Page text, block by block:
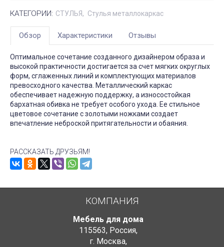
КАТЕГОРИИ: СТУЛЬЯ Стулья металлокаркас
Обзор Характеристики Отзывы
Оптимальное сочетание созданного дизайнером образа и
высокой практичности достигается за счет мягких округлых
форм, сглаженных линий и комплектующих материалов
превосходного качества. Металлический каркас
обеспечивает надежную поддержку, а износостойкая
бархатная обивка не требует особого ухода. Ее стильное
цветовое сочетание с золотыми ножками создает
впечатление неброской притягательности и обаяния.
РАССКАЗАТЬ ДРУЗЬЯМ!
КОМПАНИЯ
Мебель для дома
115563, Россия,
г. Москва,